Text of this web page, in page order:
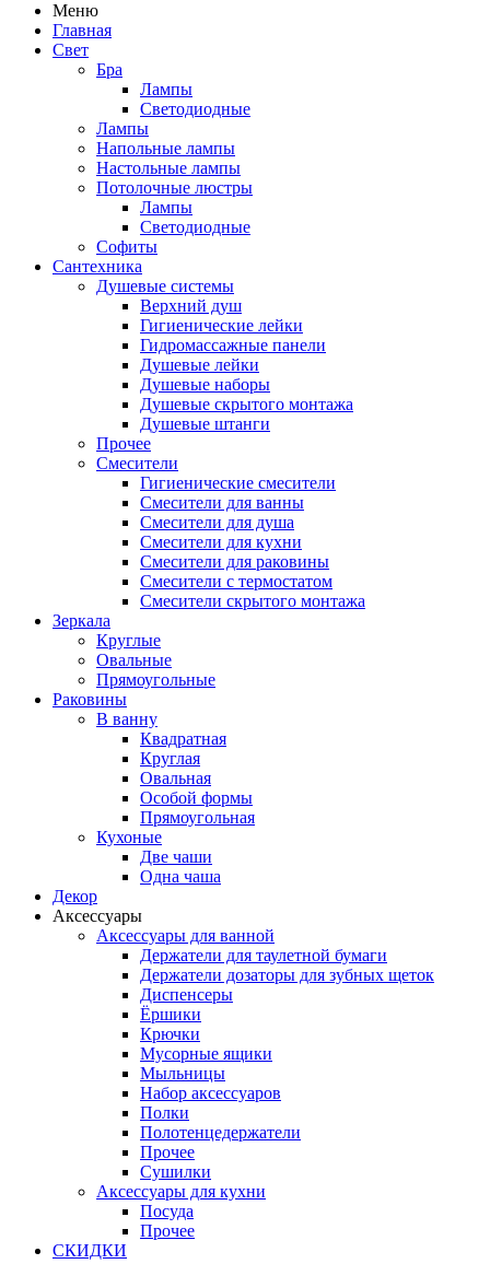
Меню
Главная
Свет
Бра
Лампы
Светодиодные
Лампы
Напольные лампы
Настольные лампы
Потолочные люстры
Лампы
Светодиодные
Софиты
Сантехника
Душевые системы
Верхний душ
Гигиенические лейки
Гидромассажные панели
Душевые лейки
Душевые наборы
Душевые скрытого монтажа
Душевые штанги
Прочее
Смесители
Гигиенические смесители
Смесители для ванны
Смесители для душа
Смесители для кухни
Смесители для раковины
Смесители с термостатом
Смесители скрытого монтажа
Зеркала
Круглые
Овальные
Прямоугольные
Раковины
В ванну
Квадратная
Круглая
Овальная
Особой формы
Прямоугольная
Кухоные
Две чаши
Одна чаша
Декор
Аксессуары
Аксессуары для ванной
Держатели для таулетной бумаги
Держатели дозаторы для зубных щеток
Диспенсеры
Ёршики
Крючки
Мусорные ящики
Мыльницы
Набор аксессуаров
Полки
Полотенцедержатели
Прочее
Сушилки
Аксессуары для кухни
Посуда
Прочее
СКИДКИ